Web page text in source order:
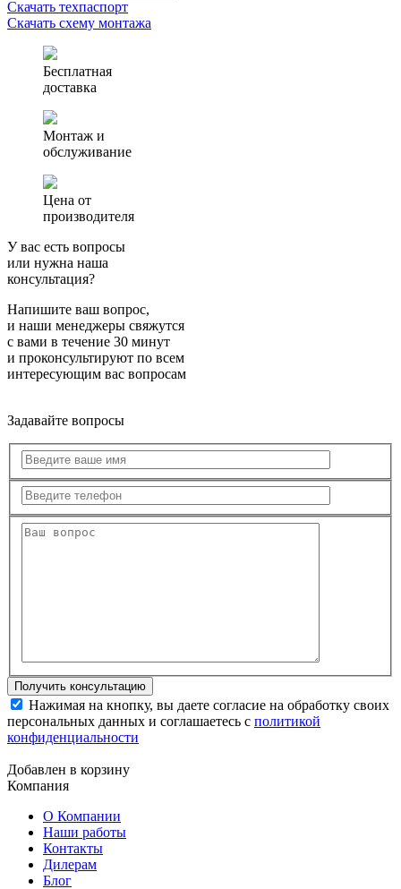
Скачать техпаспорт
Скачать схему монтажа
Бесплатная
доставка
Монтаж и
обслуживание
Цена от
производителя
У вас есть вопросы
или нужна наша
консультация?
Напишите ваш вопрос,
и наши менеджеры свяжутся
с вами в течение 30 минут
и проконсультируют по всем
интересующим вас вопросам
Задавайте вопросы
Нажимая на кнопку, вы даете согласие на обработку своих
персональных данных и соглашаетесь с политикой
конфиденциальности
Добавлен в корзину
Компания
О Компании
Наши работы
Контакты
Дилерам
Блог